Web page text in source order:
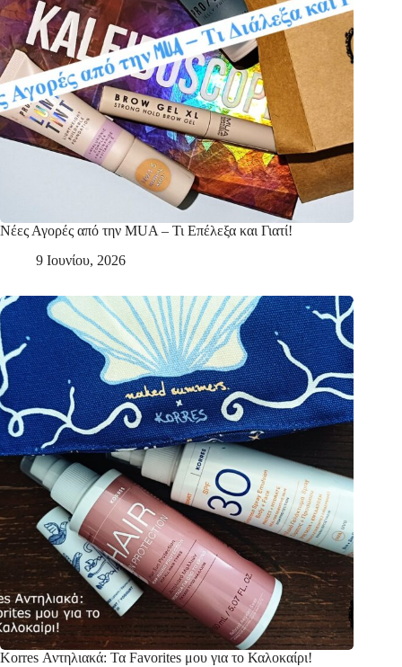
Νέες Αγορές από την MUA – Τι Επέλεξα και Γιατί!
9 Ιουνίου, 2026
Korres Αντηλιακά: Τα Favorites μου για το Καλοκαίρι!